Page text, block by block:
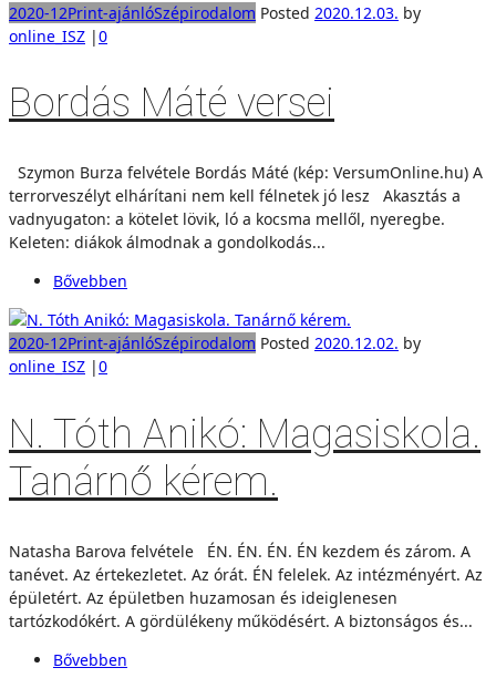
2020-12Print-ajánlóSzépirodalom Posted 2020.12.03. by
online_ISZ |0
Bordás Máté versei
Szymon Burza felvétele Bordás Máté (kép: VersumOnline.hu) A
terrorveszélyt elhárítani nem kell félnetek jó lesz Akasztás a
vadnyugaton: a kötelet lövik, ló a kocsma mellől, nyeregbe.
Keleten: diákok álmodnak a gondolkodás...
Bővebben
2020-12Print-ajánlóSzépirodalom Posted 2020.12.02. by
online_ISZ |0
N. Tóth Anikó: Magasiskola.
Tanárnő kérem.
Natasha Barova felvétele ÉN. ÉN. ÉN. ÉN kezdem és zárom. A
tanévet. Az értekezletet. Az órát. ÉN felelek. Az intézményért. Az
épületért. Az épületben huzamosan és ideiglenesen
tartózkodókért. A gördülékeny működésért. A biztonságos és...
Bővebben